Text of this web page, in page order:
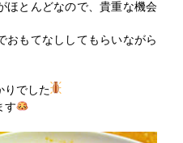
ほとんどなので、貴重な機会
おもてなししてもらいながら
りでした
す